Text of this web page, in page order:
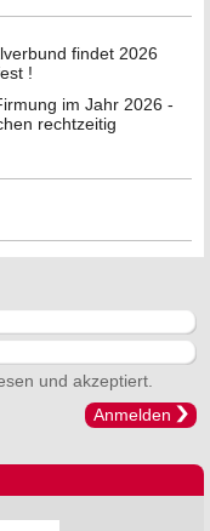
findet 2026
!
im Jahr 2026 -
rechtzeitig
und akzeptiert.
Anmelden